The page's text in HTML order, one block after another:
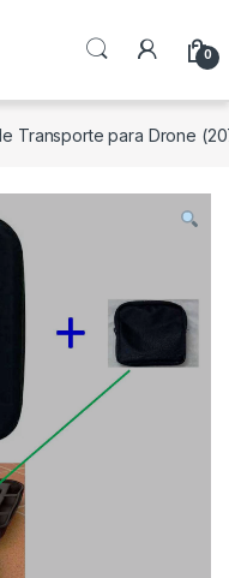
0
Transporte para Drone